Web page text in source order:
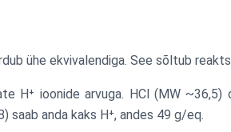
ühe ekvivalendiga. See sõltub
H⁺ ioonide arvuga. HCl (MW ~36,5)
saab anda kaks H⁺, andes 49 g/eq.